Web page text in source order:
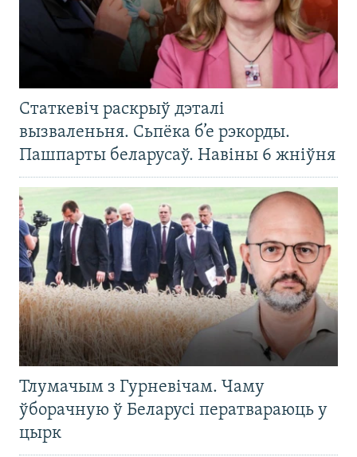
Статкевіч раскрыў дэталі
вызваленьня. Сьпёка б’е рэкорды.
Пашпарты беларусаў. Навіны 6 жніўня
Тлумачым з Гурневічам. Чаму
ўборачную ў Беларусі ператвараюць у
цырк